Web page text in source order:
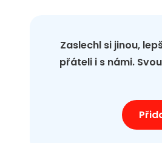
Zaslechl si jinou,
přáteli i s námi.